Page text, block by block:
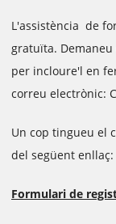
L'assistència de
gratuïta.
per incloure'l en
correu electrònic:
Un cop tingueu el
del següent enllaç:
Formulari de